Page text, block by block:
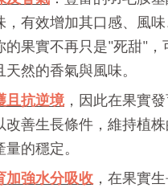
，有效增加其口感、風
的果實不再只是"死甜"，
然的香氣與風味。
且抗逆境，因此在果實
改善生長條件，維持植
的穩定。
加強水分吸收，在果實